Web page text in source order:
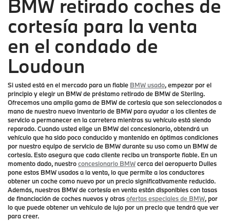
BMW retirado coches de
cortesía para la venta
en el condado de
Loudoun
Si usted está en el mercado para un fiable BMW usado, empezar por el
principio y elegir un BMW de préstamo retirado de BMW de Sterling.
Ofrecemos una amplia gama de BMW de cortesía que son seleccionados a
mano de nuestro nuevo inventario de BMW para ayudar a los clientes de
servicio a permanecer en la carretera mientras su vehículo está siendo
reparado. Cuando usted elige un BMW del concesionario, obtendrá un
vehículo que ha sido poco conducido y mantenido en óptimas condiciones
por nuestro equipo de servicio de BMW durante su uso como un BMW de
cortesía. Esto asegura que cada cliente reciba un transporte fiable. En un
momento dado, nuestroconcesionario BMWcerca del aeropuerto Dulles
pone estos BMW usados a la venta, lo que permite a los conductores
obtener un coche como nuevo por un precio significativamente reducido.
Además, nuestros BMW de cortesía en venta están disponibles con tasas
de financiación de coches nuevos y otrasofertas especiales de BMW, por
lo que puede obtener un vehículo de lujo por un precio que tendrá que ver
para creer.